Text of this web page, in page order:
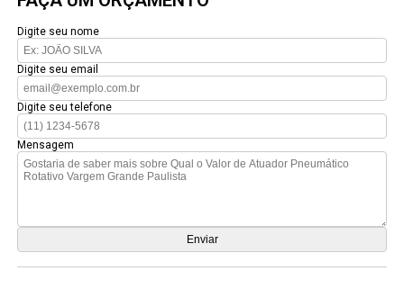
Digite seu nome
Digite seu email
Digite seu telefone
Mensagem